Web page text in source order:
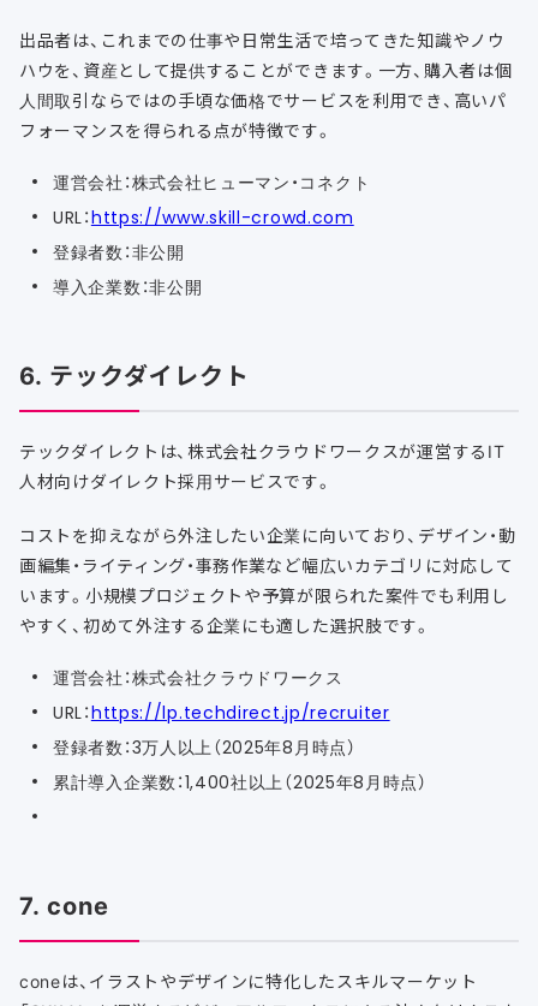
出品者は、これまでの仕事や日常生活で培ってきた知識やノウ
ハウを、資産として提供することができます。一方、購入者は個
人間取引ならではの手頃な価格でサービスを利用でき、高いパ
フォーマンスを得られる点が特徴です。
運営会社：株式会社ヒューマン・コネクト
URL：https://www.skill-crowd.com
登録者数：非公開
導入企業数：非公開
6. テックダイレクト
テックダイレクトは、株式会社クラウドワークスが運営するIT
人材向けダイレクト採用サービスです。
コストを抑えながら外注したい企業に向いており、デザイン・動
画編集・ライティング・事務作業など幅広いカテゴリに対応して
います。小規模プロジェクトや予算が限られた案件でも利用し
やすく、初めて外注する企業にも適した選択肢です。
運営会社：株式会社クラウドワークス
URL：https://lp.techdirect.jp/recruiter
登録者数：3万人以上（2025年8月時点）
累計導入企業数：1,400社以上（2025年8月時点）
7. cone
coneは、イラストやデザインに特化したスキルマーケット